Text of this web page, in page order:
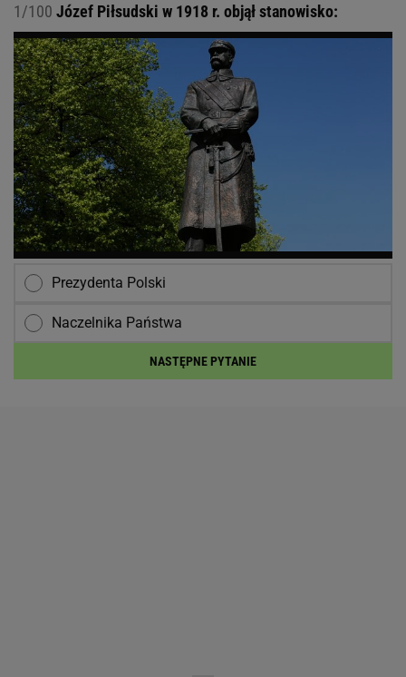
1/100 Józef Piłsudski w 1918 r. objął stanowisko:
Prezydenta Polski
Naczelnika Państwa
NASTĘPNE PYTANIE